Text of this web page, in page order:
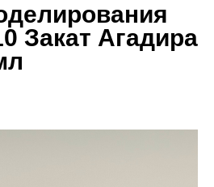
Закат Агадира